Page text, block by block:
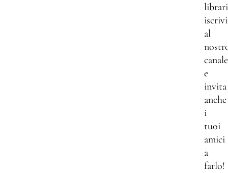
al
canale
e
invita
anche
i
tuoi
amici
a
farlo!